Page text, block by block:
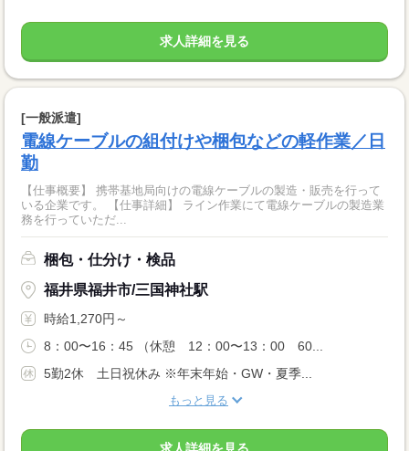
求人詳細を見る
[一般派遣]
電線ケーブルの組付けや梱包などの軽作業／日
勤
【仕事概要】 携帯基地局向けの電線ケーブルの製造・販売を行って
いる企業です。 【仕事詳細】 ライン作業にて電線ケーブルの製造業
務を行っていただ...
梱包・仕分け・検品
福井県福井市/三国神社駅
時給1,270円～
8：00〜16：45 （休憩 12：00〜13：00 60...
5勤2休 土日祝休み ※年末年始・GW・夏季...
もっと見る